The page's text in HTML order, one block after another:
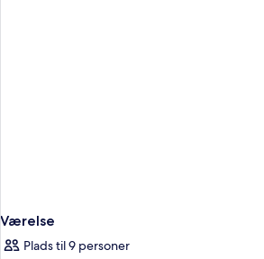
Værelse
Plads til 9 personer